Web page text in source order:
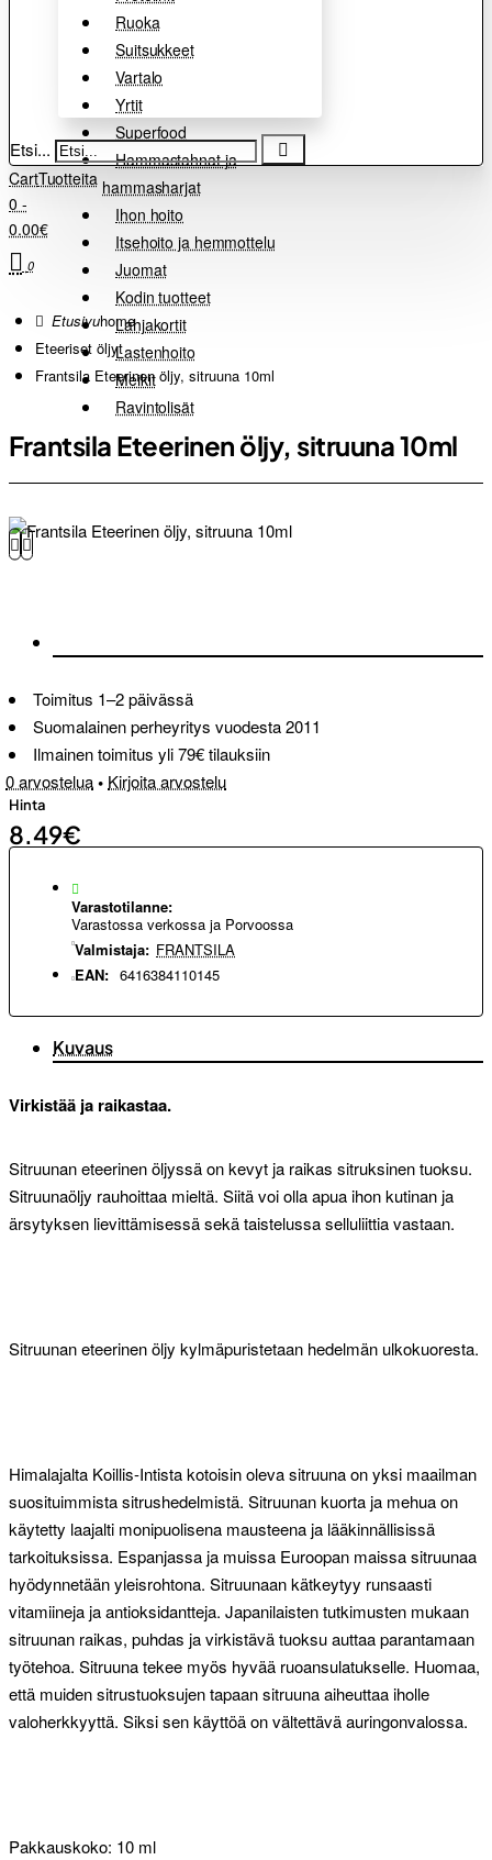
Ruoka
Suitsukkeet
Vartalo
Yrtit
Superfood
Hammastahnat ja
hammasharjat
Ihon hoito
Itsehoito ja hemmottelu
Juomat
Kodin tuotteet
Lahjakortit
Lastenhoito
Meikit
Ravintolisät
Etsi...
CartTuotteita
0 -
0.00€
0
home
Eteeriset öljyt
Frantsila Eteerinen öljy, sitruuna 10ml
Frantsila Eteerinen öljy, sitruuna 10ml
Toimitus 1–2 päivässä
Suomalainen perheyritys vuodesta 2011
Ilmainen toimitus yli 79€ tilauksiin
0 arvostelua• Kirjoita arvostelu
Hinta
8.49€
Varastotilanne:
Varastossa verkossa ja Porvoossa
Valmistaja: FRANTSILA
EAN: 6416384110145
Kuvaus
Virkistää ja raikastaa.
Sitruunan eteerinen öljyssä on kevyt ja raikas sitruksinen tuoksu.
Sitruunaöljy rauhoittaa mieltä. Siitä voi olla apua ihon kutinan ja
ärsytyksen lievittämisessä sekä taistelussa selluliittia vastaan.
Sitruunan eteerinen öljy kylmäpuristetaan hedelmän ulkokuoresta.
Himalajalta Koillis-Intista kotoisin oleva sitruuna on yksi maailman
suosituimmista sitrushedelmistä. Sitruunan kuorta ja mehua on
käytetty laajalti monipuolisena mausteena ja lääkinnällisissä
tarkoituksissa. Espanjassa ja muissa Euroopan maissa sitruunaa
hyödynnetään yleisrohtona. Sitruunaan kätkeytyy runsaasti
vitamiineja ja antioksidantteja. Japanilaisten tutkimusten mukaan
sitruunan raikas, puhdas ja virkistävä tuoksu auttaa parantamaan
työtehoa. Sitruuna tekee myös hyvää ruoansulatukselle. Huomaa,
että muiden sitrustuoksujen tapaan sitruuna aiheuttaa iholle
valoherkkyyttä. Siksi sen käyttöä on vältettävä auringonvalossa.
Pakkauskoko: 10 ml